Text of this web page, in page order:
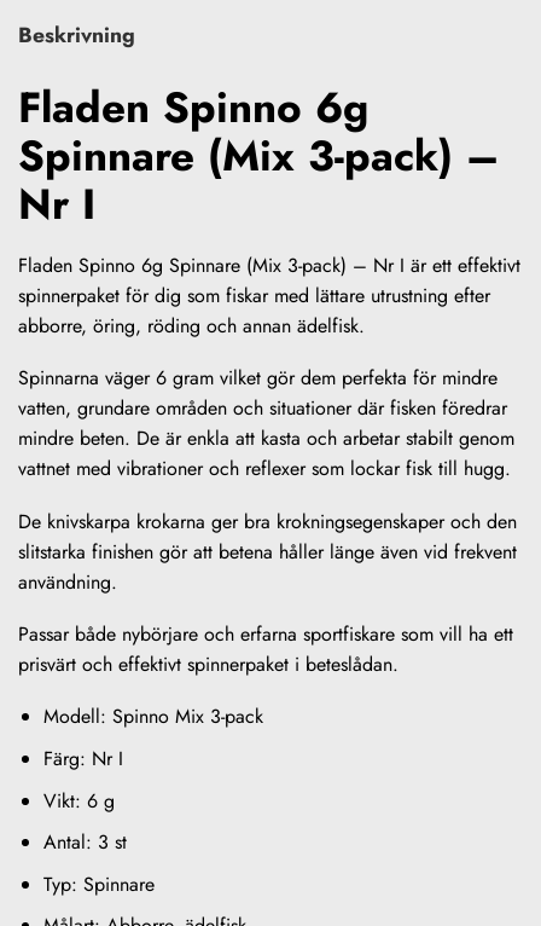
Beskrivning
Fladen Spinno 6g
Spinnare (Mix 3-pack) –
Nr I
Fladen Spinno 6g Spinnare (Mix 3-pack) – Nr I är ett effektivt
spinnerpaket för dig som fiskar med lättare utrustning efter
abborre, öring, röding och annan ädelfisk.
Spinnarna väger 6 gram vilket gör dem perfekta för mindre
vatten, grundare områden och situationer där fisken föredrar
mindre beten. De är enkla att kasta och arbetar stabilt genom
vattnet med vibrationer och reflexer som lockar fisk till hugg.
De knivskarpa krokarna ger bra krokningsegenskaper och den
slitstarka finishen gör att betena håller länge även vid frekvent
användning.
Passar både nybörjare och erfarna sportfiskare som vill ha ett
prisvärt och effektivt spinnerpaket i beteslådan.
Modell: Spinno Mix 3-pack
Färg: Nr I
Vikt: 6 g
Antal: 3 st
Typ: Spinnare